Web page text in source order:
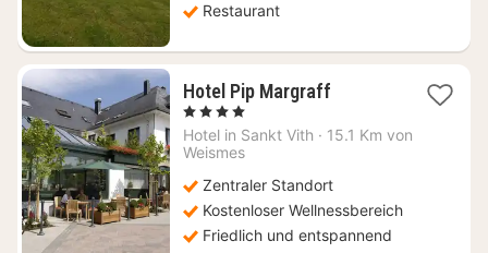
Restaurant
Hotel Pip Margraff1
ab
, 4 Sterne
Hotel in Sankt Vith · 15.1 Km von
Weismes
Zentraler Standort
Kostenloser Wellnessbereich
Friedlich und entspannend